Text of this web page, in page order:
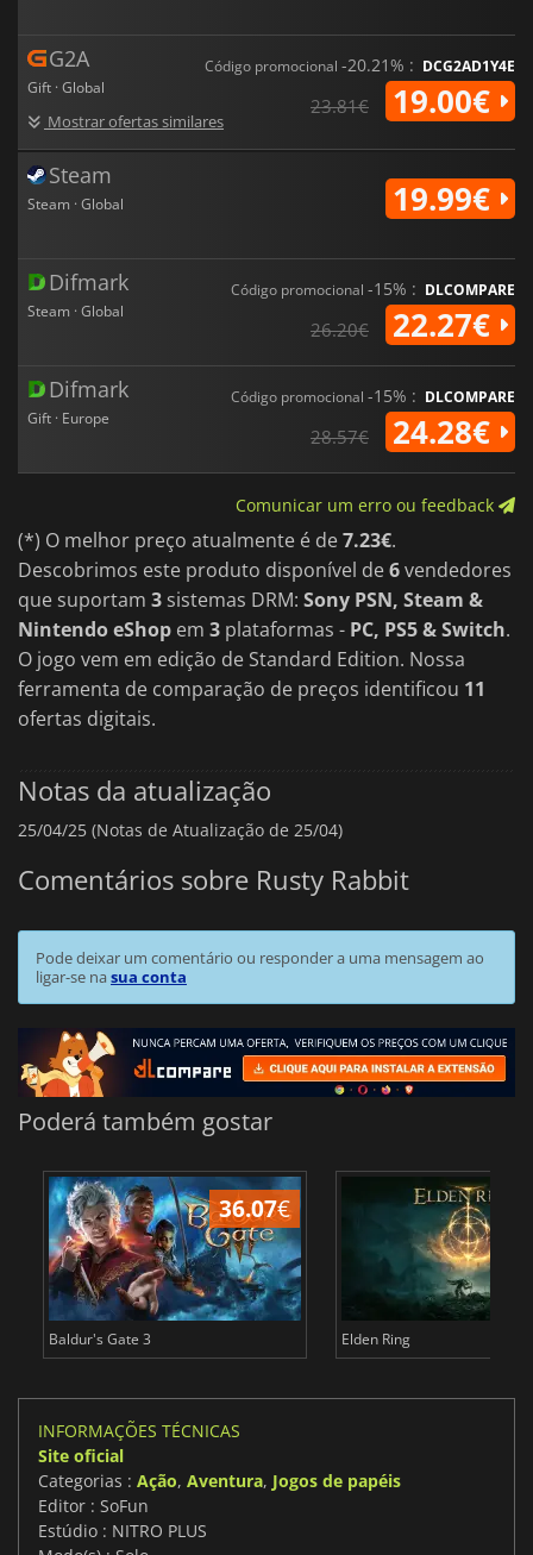
G2A
Gift · Global
Mostrar ofertas similares
Código promocional -20.21% : DCG2AD1Y4E
23.81€ 19.00€
Steam
Steam · Global 19.99€
Difmark
Steam · Global
Código promocional -15% : DLCOMPARE
26.20€ 22.27€
Difmark
Gift · Europe
Código promocional -15% : DLCOMPARE
28.57€ 24.28€
Comunicar um erro ou feedback
(*) O melhor preço atualmente é de7.23€.
Descobrimos este produto disponível de6vendedores
que suportam 3 sistemas DRM: Sony PSN, Steam &
Nintendo eShop em 3 plataformas - PC, PS5 & Switch.
O jogo vem em edição de Standard Edition. Nossa
ferramenta de comparação de preços identificou 11
ofertas digitais.
Notas da atualização
25/04/25 (Notas de Atualização de 25/04)
Comentários sobre Rusty Rabbit
Pode deixar um comentário ou responder a uma mensagem ao
ligar-se nasua conta
Poderá também gostar
36.07€
Baldur's Gate 3 Elden Ring
INFORMAÇÕES TÉCNICAS
Site oficial
Categorias : Ação, Aventura, Jogos de papéis
Editor : SoFun
Estúdio : NITRO PLUS